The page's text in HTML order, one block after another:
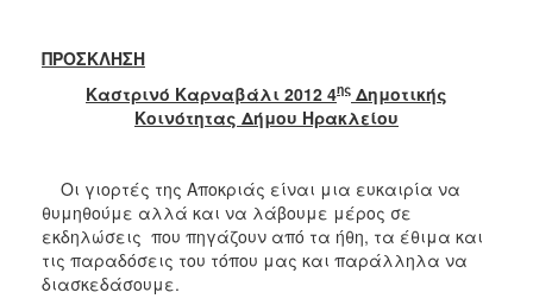
ΠΟΛΙΤΙΣΜΟΣ
ΑΝΘΕΚΤΙΚΗ
ΠΟΛΗ
ΠΡΟΣΚΛΗΣΗ
Καστρινό Καρναβάλι 2012 4ης Δημοτικής
Κοινότητας Δήμου Ηρακλείου
Οι γιορτές της Αποκριάς είναι μια ευκαιρία να
θυμηθούμε αλλά και να λάβουμε μέρος σε
εκδηλώσεις που πηγάζουν από τα ήθη, τα έθιμα και
τις παραδόσεις του τόπου μας και παράλληλα να
διασκεδάσουμε.